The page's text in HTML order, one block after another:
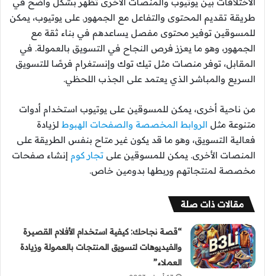
طريقة تقديم المحتوى والتفاعل مع الجمهور. على يوتيوب، يمكن
للمسوقين توفير محتوى مفصل يساعدهم في بناء ثقة مع
الجمهور، وهو ما يعزز فرص النجاح في التسويق بالعمولة. في
المقابل، توفر منصات مثل تيك توك وإنستغرام فرصًا للتسويق
السريع والمباشر الذي يعتمد على الجذب اللحظي.
من ناحية أخرى، يمكن للمسوقين على يوتيوب استخدام أدوات
متنوعة مثل الروابط المخصصة والصفحات الهبوط لزيادة
فعالية التسويق، وهو ما قد يكون غير متاح بنفس الطريقة على
المنصات الأخرى. يمكن للمسوقين على تجار كوم إنشاء صفحات
مخصصة لمنتجاتهم وربطها بدومين خاص.
مقالات ذات صلة
“قصة نجاحك: كيفية استخدام الأفلام القصيرة
والفيديوهات لتسويق المنتجات بالعمولة وزيادة
العملاء”